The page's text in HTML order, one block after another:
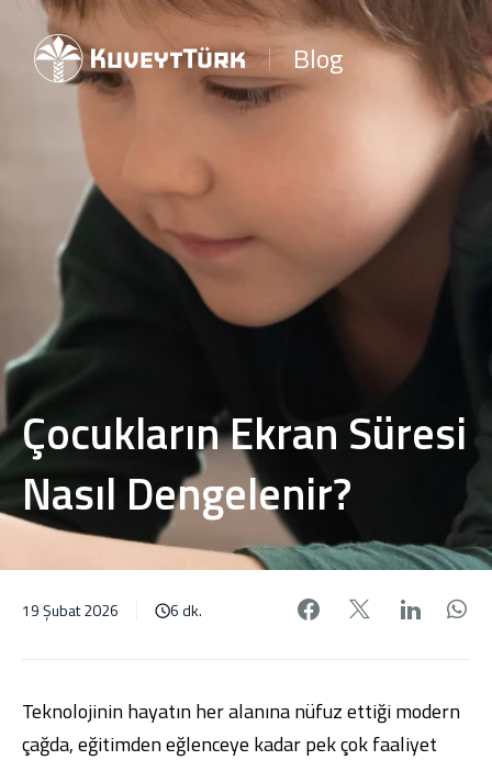
Blog
Çocukların Ekran Süresi
Nasıl Dengelenir?
19 Şubat 2026 6 dk. Facebook'da
X'de
Teknolojinin hayatın her alanına nüfuz ettiği modern
çağda, eğitimden eğlenceye kadar pek çok faaliyet